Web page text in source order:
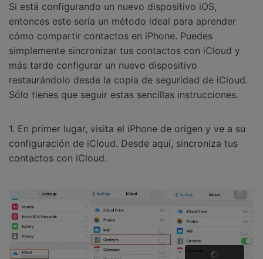
Si está configurando un nuevo dispositivo iOS,
entonces este sería un método ideal para aprender
cómo compartir contactos en iPhone. Puedes
simplemente sincronizar tus contactos con iCloud y
más tarde configurar un nuevo dispositivo
restaurándolo desde la copia de seguridad de iCloud.
Sólo tienes que seguir estas sencillas instrucciones.
1. En primer lugar, visita el iPhone de origen y ve a su
configuración de iCloud. Desde aquí, sincroniza tus
contactos con iCloud.